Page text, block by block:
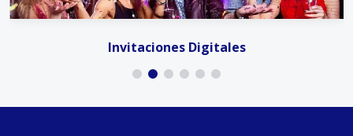
Invitaciones Digitales